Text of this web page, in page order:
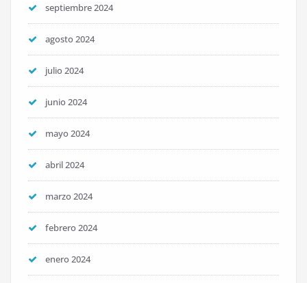
septiembre 2024
agosto 2024
julio 2024
junio 2024
mayo 2024
abril 2024
marzo 2024
febrero 2024
enero 2024